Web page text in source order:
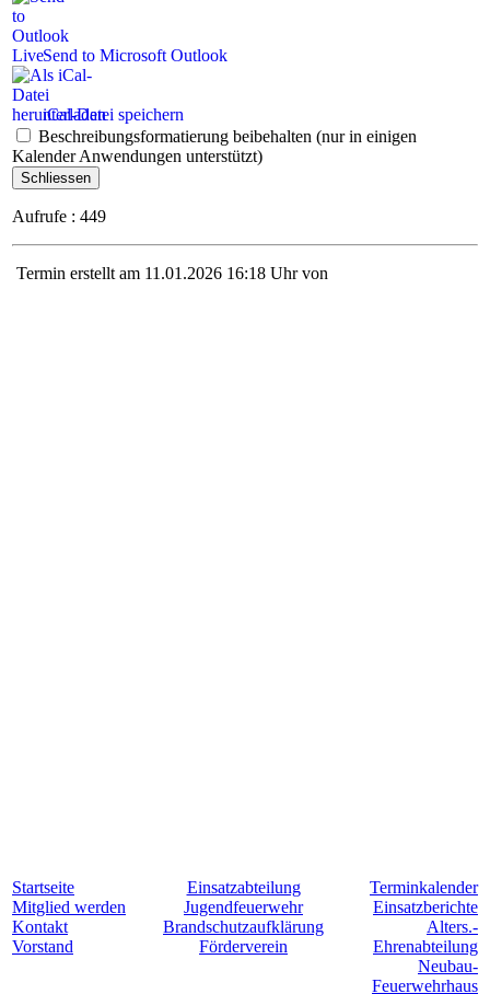
Send to Microsoft Outlook
iCal-Datei speichern
Beschreibungsformatierung beibehalten (nur in einigen
Kalender Anwendungen unterstützt)
Schliessen
Aufrufe : 449
Termin erstellt am 11.01.2026 16:18 Uhr von
Startseite
Mitglied werden
Kontakt
Vorstand
Einsatzabteilung
Jugendfeuerwehr
Brandschutzaufklärung
Förderverein
Terminkalender
Einsatzberichte
Alters.-
Ehrenabteilung
Neubau-
Feuerwehrhaus